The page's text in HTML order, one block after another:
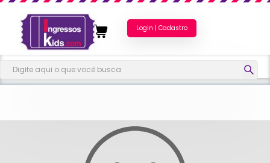
Login | Cadastro